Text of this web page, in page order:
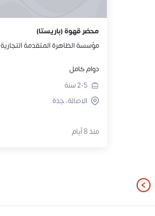
محضر قهوة (باريستا)
مؤسسة الظاهرة المتقدمة التجارية
دوام كامل
2-5سنة
الاصالة، جدة
منذ 8 أيام